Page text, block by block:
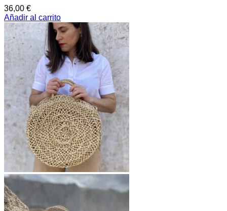
36,00 €
Añadir al carrito